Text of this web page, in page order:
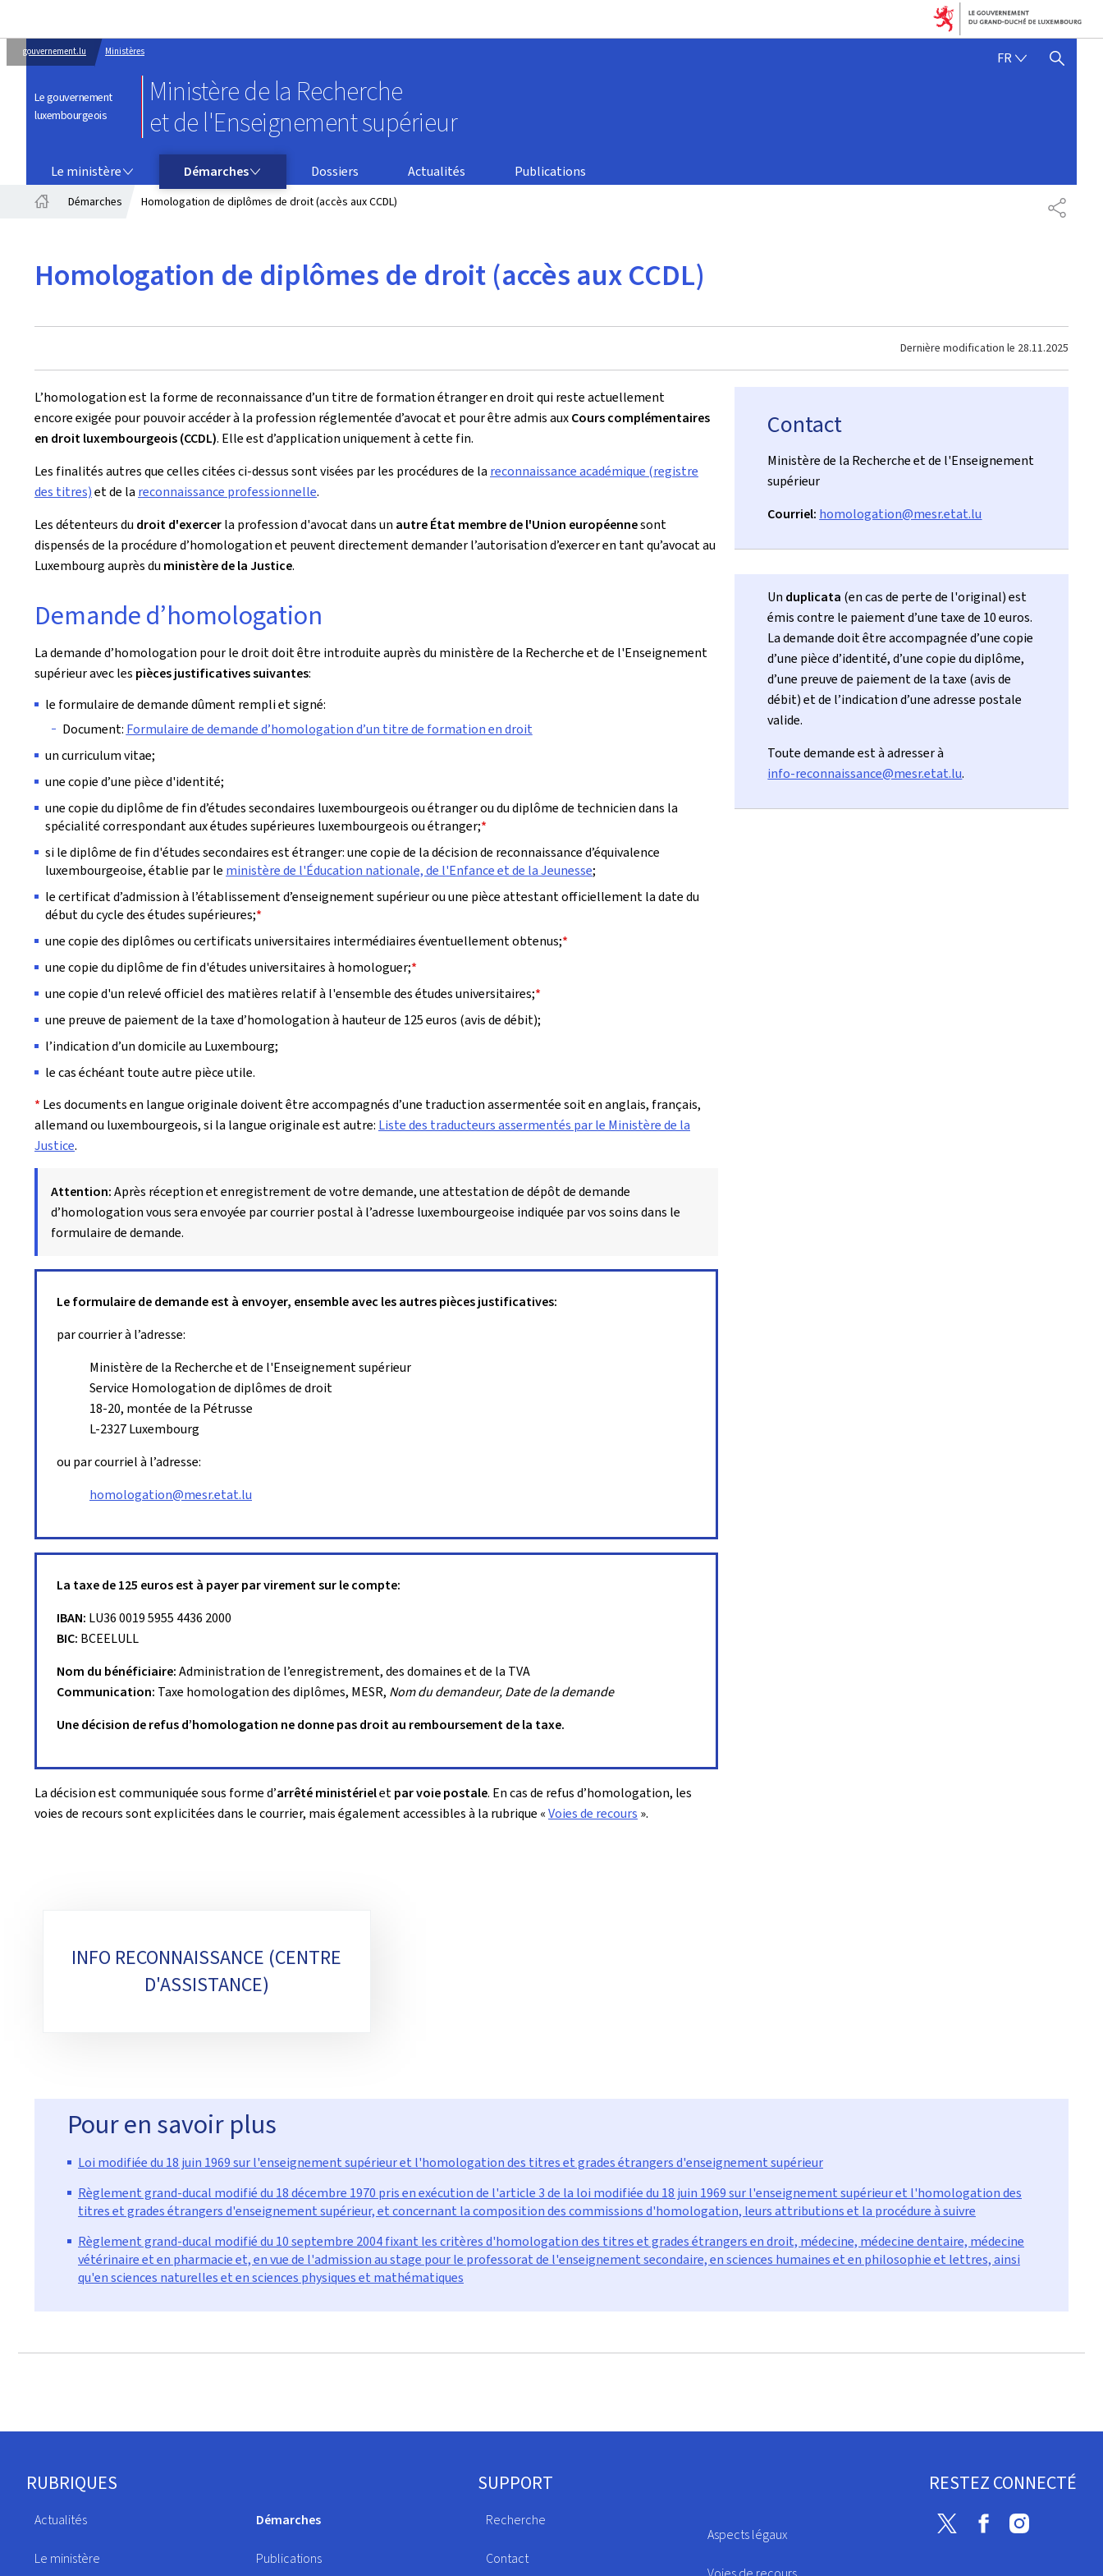
gouvernement.lu Ministères
Le gouvernement
luxembourgeois
Ministère de la Recherche
et de l'Enseignement supérieur
FRFRANÇAIS
AFFICHER / MASQUER
Le ministère Démarches
DÉMARCHES
Dossiers Actualités
Publications
Démarches Homologation de diplômes de droit (accès aux CCDL)
Homologation de diplômes de droit (accès aux CCDL)
Dernière modification le 28.11.2025
L’homologation est la forme de reconnaissance d’un titre de formation étranger en droit qui reste actuellement
encore exigée pour pouvoir accéder à la profession réglementée d’avocat et pour être admis auxCours complémentaires
en droit luxembourgeois (CCDL). Elle est d’application uniquement à cette fin.
Les finalités autres que celles citées ci-dessus sont visées par les procédures de la reconnaissance académique (registre
des titres)et de la reconnaissance professionnelle.
Les détenteurs du droit d'exercerla profession d'avocat dans un autre État membre de l'Union européennesont
dispensés de la procédure d’homologation et peuvent directement demander l’autorisation d’exercer en tant qu’avocat au
Luxembourg auprès du ministère de la Justice.
Demande d’homologation
La demande d’homologation pour le droit doit être introduite auprès du ministère de la Recherche et de l'Enseignement
supérieur avec les pièces justificatives suivantes:
le formulaire de demande dûment rempli et signé:
Document: Formulaire de demande d’homologation d’un titre de formation en droit
un curriculum vitae;
une copie d’une pièce d'identité;
une copie du diplôme de fin d’études secondaires luxembourgeois ou étranger ou du diplôme de technicien dans la
spécialité correspondant aux études supérieures luxembourgeois ou étranger;*
si le diplôme de fin d'études secondaires est étranger: une copie de la décision de reconnaissance d’équivalence
luxembourgeoise, établie par le ministère de l'Éducation nationale, de l'Enfance et de la Jeunesse;
le certificat d’admission à l’établissement d’enseignement supérieur ou une pièce attestant officiellement la date du
début du cycle des études supérieures;*
une copie des diplômes ou certificats universitaires intermédiaires éventuellement obtenus;*
une copie du diplôme de fin d'études universitaires à homologuer;*
une copie d'un relevé officiel des matières relatif à l'ensemble des études universitaires;*
une preuve de paiement de la taxe d’homologation à hauteur de 125 euros (avis de débit);
l’indication d’un domicile au Luxembourg;
le cas échéant toute autre pièce utile.
* Les documents en langue originale doivent être accompagnés d’une traduction assermentée soit en anglais, français,
allemand ou luxembourgeois, si la langue originale est autre: Liste des traducteurs assermentés par le Ministère de la
Justice.
Attention:Après réception et enregistrement de votre demande, une attestation de dépôt de demande
d’homologation vous sera envoyée par courrier postal à l’adresse luxembourgeoise indiquée par vos soins dans le
formulaire de demande.
Le formulaire de demande est à envoyer, ensemble avec les autres pièces justificatives:
par courrier à l’adresse:
Ministère de la Recherche et de l'Enseignement supérieur
Service Homologation de diplômes de droit
18-20, montée de la Pétrusse
L-2327 Luxembourg
ou par courriel à l’adresse:
homologation@mesr.etat.lu
La taxe de 125 euros est à payer par virement sur le compte:
IBAN: LU36 0019 5955 4436 2000
BIC: BCEELULL
Nom du bénéficiaire:Administration de l’enregistrement, des domaines et de la TVA
Communication: Taxe homologation des diplômes, MESR, Nom du demandeur, Date de la demande
Une décision de refus d’homologation ne donne pas droit au remboursement de la taxe.
La décision est communiquée sous forme d’arrêté ministérieletpar voie postale. En cas de refus d’homologation, les
voies de recours sont explicitées dans le courrier, mais également accessibles à la rubrique «Voies de recours ».
Contact
Ministère de la Recherche et de l'Enseignement
supérieur
Courriel: homologation@mesr.etat.lu
Un duplicata (en cas de perte de l'original) est
émis contre le paiement d’une taxe de 10 euros.
La demande doit être accompagnée d’une copie
d’une pièce d’identité, d’une copie du diplôme,
d’une preuve de paiement de la taxe (avis de
débit) et de l’indication d’une adresse postale
valide.
Toute demande est à adresser à
info-reconnaissance@mesr.etat.lu.
rubriques
INFO RECONNAISSANCE (CENTRE
D'ASSISTANCE)
Pour en savoir plus
Loi modifiée du 18 juin 1969 sur l'enseignement supérieur et l'homologation des titres et grades étrangers d'enseignement supérieur
Règlement grand-ducal modifié du 18 décembre 1970 pris en exécution de l'article 3 de la loi modifiée du 18 juin 1969 sur l'enseignement supérieur et l'homologation des
titres et grades étrangers d'enseignement supérieur, et concernant la composition des commissions d'homologation, leurs attributions et la procédure à suivre
Règlement grand-ducal modifié du 10 septembre 2004 fixant les critères d'homologation des titres et grades étrangers en droit, médecine, médecine dentaire, médecine
vétérinaire et en pharmacie et, en vue de l'admission au stage pour le professorat de l'enseignement secondaire, en sciences humaines et en philosophie et lettres, ainsi
qu'en sciences naturelles et en sciences physiques et mathématiques
Pied
de
RUBRIQUES
Actualités
Le ministère
Démarches
Publications
SUPPORT
Recherche
Contact
Aspects légaux
RESTEZ CONNECTÉ
Twitter Facebook